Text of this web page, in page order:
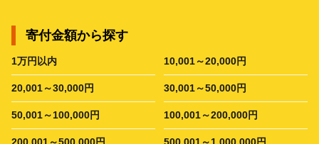
寄付金額から探す
1万円以内 10,001～20,000円
20,001～30,000円 30,001～50,000円
50,001～100,000円 100,001～200,000円